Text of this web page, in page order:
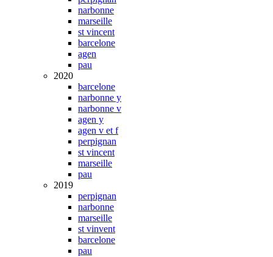
narbonne
marseille
st vincent
barcelone
agen
pau
2020
barcelone
narbonne y
narbonne v
agen y
agen v et f
perpignan
st vincent
marseille
pau
2019
perpignan
narbonne
marseille
st vinvent
barcelone
pau